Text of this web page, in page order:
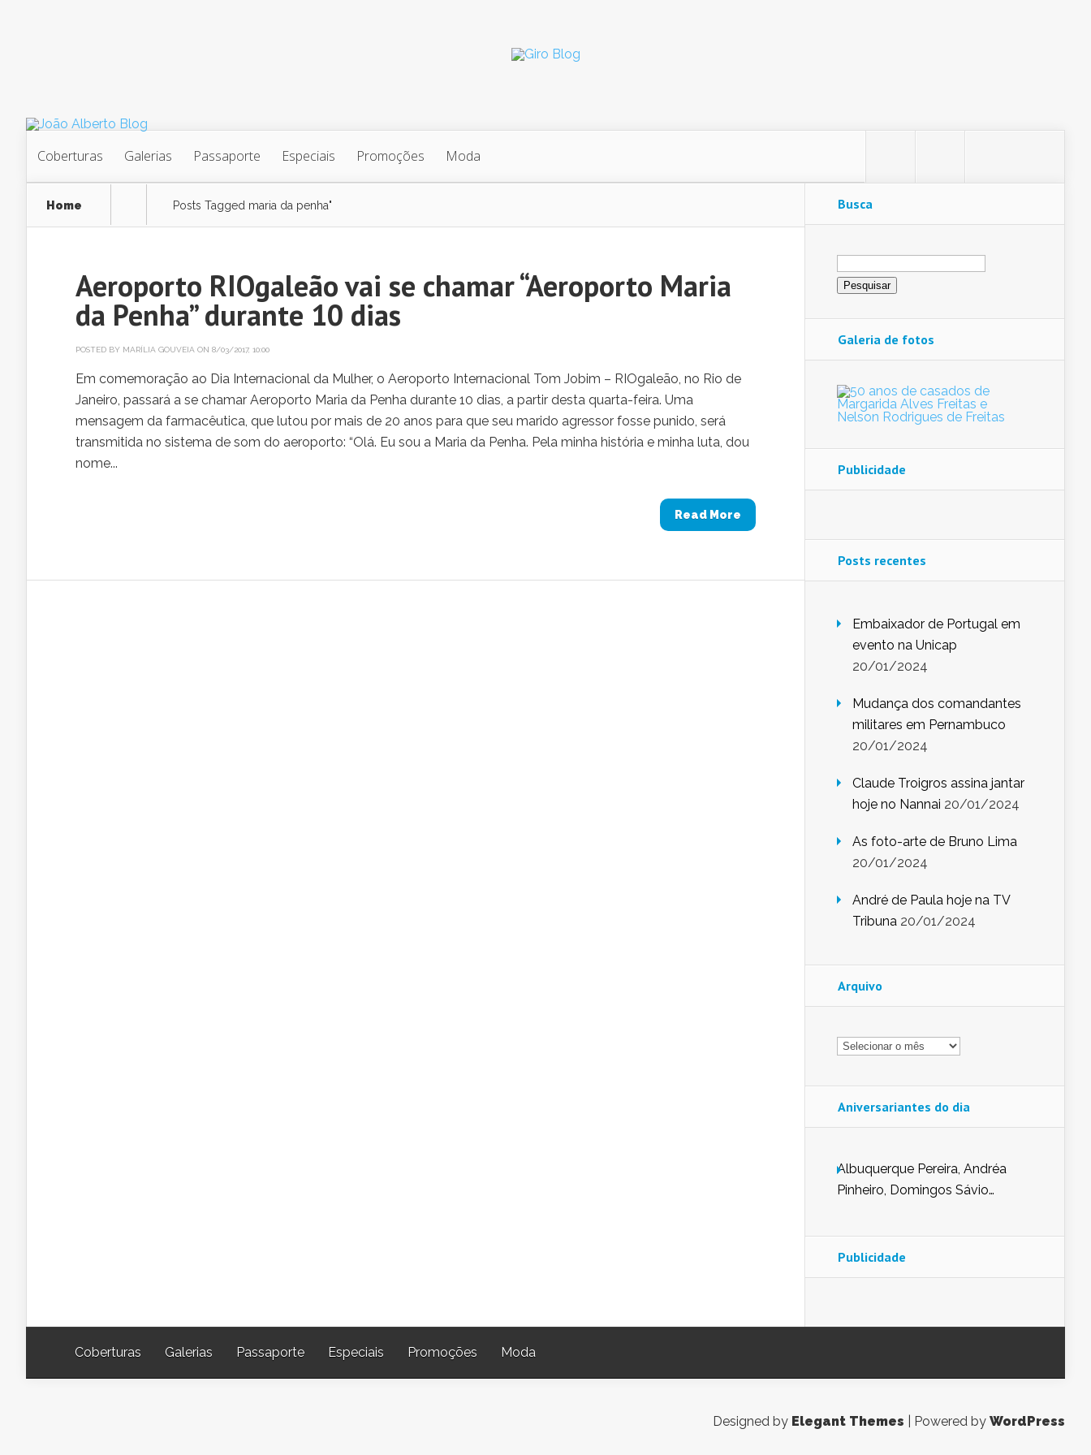
Coberturas Galerias Passaporte Especiais Promoções Moda
Home Posts Tagged maria da penha"
Aeroporto RIOgaleão vai se chamar “Aeroporto Maria
da Penha” durante 10 dias
POSTED BY MARÍLIA GOUVEIA ON 8/03/2017, 10:00
Em comemoração ao Dia Internacional da Mulher, o Aeroporto Internacional Tom Jobim – RIOgaleão, no Rio de
Janeiro, passará a se chamar Aeroporto Maria da Penha durante 10 dias, a partir desta quarta-feira. Uma
mensagem da farmacêutica, que lutou por mais de 20 anos para que seu marido agressor fosse punido, será
transmitida no sistema de som do aeroporto: “Olá. Eu sou a Maria da Penha. Pela minha história e minha luta, dou
nome...
Read More
Busca
Pesquisar
por:
Galeria de fotos
Publicidade
Posts recentes
Embaixador de Portugal em
evento na Unicap
20/01/2024
Mudança dos comandantes
militares em Pernambuco
20/01/2024
Claude Troigros assina jantar
hoje no Nannai 20/01/2024
As foto-arte de Bruno Lima
20/01/2024
André de Paula hoje na TV
Tribuna 20/01/2024
Arquivo
Arquivo
Aniversariantes do dia
Albuquerque Pereira, Andréa
Pinheiro, Domingos Sávio
Nunes de Sena, Fátima Peixoto,
Glória Pereira, Kátia Mesel,
Publicidade
Coberturas Galerias Passaporte Especiais Promoções Moda
Designed by Elegant Themes | Powered by WordPress